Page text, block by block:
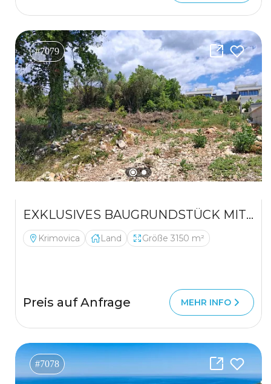
#7079
EXKLUSIVES BAUGRUNDSTÜCK MIT MEERBLICK IN KRIMOVICA – EINE ERSTKLASSIGE INVESTITION
Krimovica Land Größe 3150 m²
Preis auf Anfrage MEHR INFO
#7078